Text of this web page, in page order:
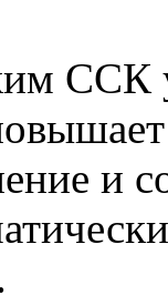
ССК
и